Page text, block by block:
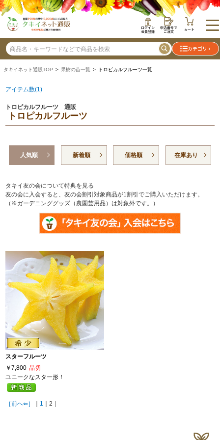
ログイン
会員登録
申込番号で
ご注文 カート
カテゴリ
タキイネット通販TOP > 果樹の苗一覧 > トロピカルフルーツ一覧
アイテム数(1)
トロピカルフルーツ 通販
トロピカルフルーツ
人気順 新着順 価格順 在庫あり
タキイ友の会について特典を見る
友の会に入会すると、友の会割引対象商品が1割引でご購入いただけます。
（※ガーデニンググッズ（農園芸用品）は対象外です。）
スターフルーツ
￥7,800 品切
ユニークなスター形！
［前へ⇐］ ｜ 1 ｜2｜